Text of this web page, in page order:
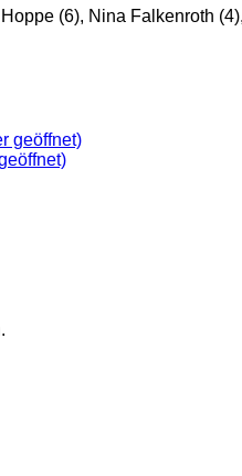
(6), Nina Falkenroth
geöffnet)